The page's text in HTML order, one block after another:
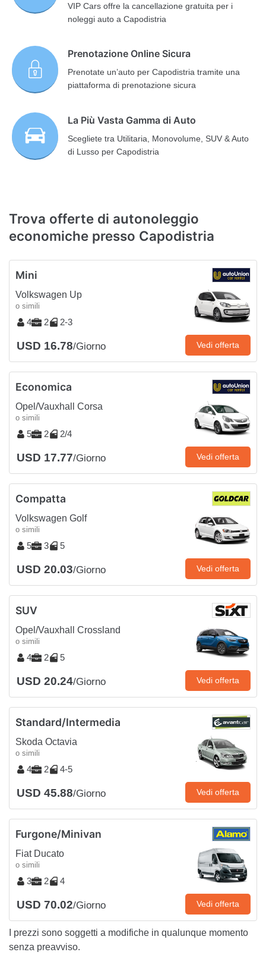
VIP Cars offre la cancellazione gratuita per i
noleggi auto a Capodistria
Prenotazione Online Sicura
Prenotate un’auto per Capodistria tramite una
piattaforma di prenotazione sicura
La Più Vasta Gamma di Auto
Scegliete tra Utilitaria, Monovolume, SUV & Auto
di Lusso per Capodistria
Trova offerte di autonoleggio
economiche presso Capodistria
Mini
Volkswagen Up
o simili
4 2 2-3
USD 16.78/Giorno Vedi offerta
Economica
Opel/Vauxhall Corsa
o simili
5 2 2/4
USD 17.77/Giorno Vedi offerta
Compatta
Volkswagen Golf
o simili
5 3 5
USD 20.03/Giorno Vedi offerta
SUV
Opel/Vauxhall Crossland
o simili
4 2 5
USD 20.24/Giorno Vedi offerta
Standard/Intermedia
Skoda Octavia
o simili
4 2 4-5
USD 45.88/Giorno Vedi offerta
Furgone/Minivan
Fiat Ducato
o simili
3 2 4
USD 70.02/Giorno Vedi offerta
I prezzi sono soggetti a modifiche in qualunque momento
senza preavviso.